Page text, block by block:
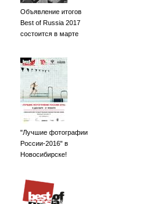
Объявление итогов
Best of Russia 2017
состоится в марте
"Лучшие фотографии
России-2016" в
Новосибирске!